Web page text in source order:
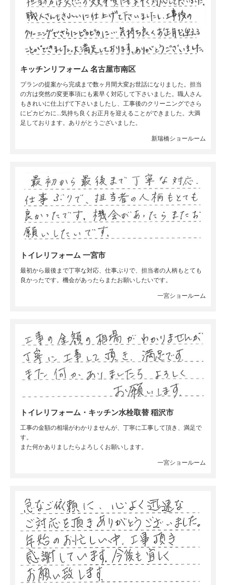
キッチンリフォーム 名古屋市南区
プランの提案から完成まで数ヶ月間大変お世話になりました。担当
の方は突然の変更事項にも素早く対応して下さいました。職人さん
もきれいに仕上げて下さいましたし、工事後のクリーニングでさら
にピカピカに...気持ち良くお正月を迎えることができました。大満
足しております。ありがとうございました。
新瑞橋ショールーム
トイレリフォーム 一宮市
最初から最後まで丁寧な対応、仕事ぶりで、担当者の人柄もとても
良かったです。機会があったらまたお願いしたいです。
一宮ショールーム
トイレリフォーム・キッチン水栓取替 稲沢市
工事の金額の相場がわかりませんが、丁寧に工事して頂き、満足で
す。
また何かありましたらよろしくお願いします。
一宮ショールーム